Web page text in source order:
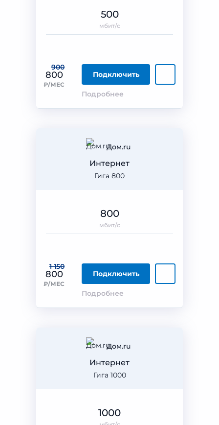
900
800
₽/МЕС
Подключить
Подробнее
500
мбит/с
Дом.ru
Гига 800
Интернет
1 150
800
₽/МЕС
Подключить
Подробнее
800
мбит/с
Дом.ru
Гига 1000
Интернет
1000